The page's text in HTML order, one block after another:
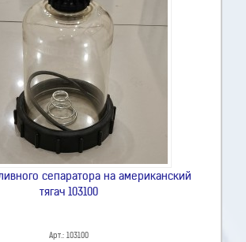
сепаратора на американский
тягач 103100
Арт.: 103100